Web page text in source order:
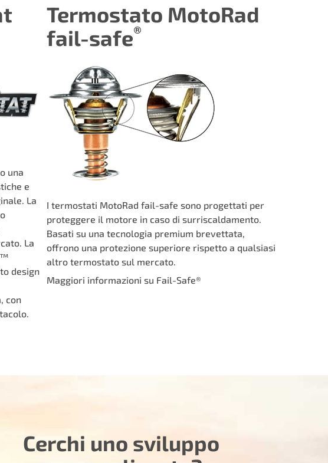
una
e
La
La
design
con
Termostato MotoRad
fail-safe®
I termostati MotoRad fail-safe sono progettati per
proteggere il motore in caso di surriscaldamento.
Basati su una tecnologia premium brevettata,
offrono una protezione superiore rispetto a qualsiasi
altro termostato sul mercato.
Maggiori informazioni su Fail-Safe®
Cerchi uno sviluppo